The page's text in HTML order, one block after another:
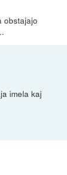
obstajajo
imela kaj